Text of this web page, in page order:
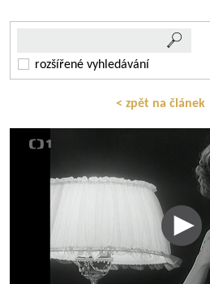
rozšířené vyhledávání
< zpět na článek